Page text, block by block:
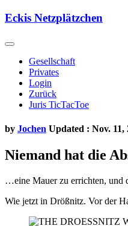
Skip
Eckis Netzplätzchen
Gesellschaft
Privates
Login
Zurück
Juris TicTacToe
by Jochen Updated : Nov. 11,
Niemand hat die
…eine Mauer zu errichten, und
Wie jetzt in Drößnitz. Vor der